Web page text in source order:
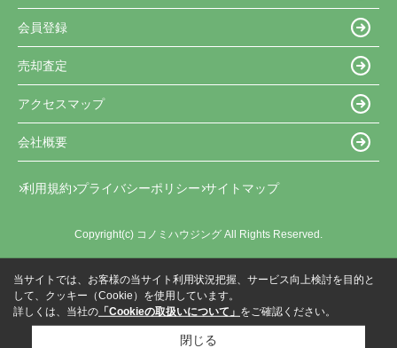
会員登録
売却査定
アクセスマップ
会社概要
利用規約 プライバシーポリシー サイトマップ
Copyright(c) コノミハウジング All Rights Reserved.
当サイトでは、お客様の当サイト利用状況把握、サービス向上検討を目的と
して、クッキー（Cookie）を使用しています。
詳しくは、当社の 「Cookieの取扱いについて」 をご確認ください。
閉じる